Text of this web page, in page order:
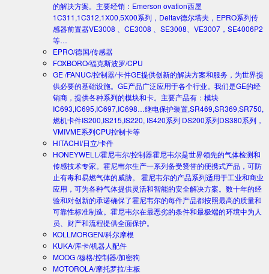
的解决方案。主要经销：Emerson ovation西屋
1C311,1C312,1X00,5X00系列，Deltav德尔塔夫，EPRO系列传
感器前置器VE3008 、CE3008 、SE3008、VE3007，SE4006P2
等…
EPRO/德国/传感器
FOXBORO/福克斯波罗/CPU
GE /FANUC/控制器/卡件GE提供创新的解决方案和服务，为世界提
供必要的基础设施。GE产品广泛应用于各个行业。我们是GE的经
销商，提供各种系列的模块和卡。主要产品有：模块
IC693,IC695,IC697,IC698…继电保护装置,SR469,SR369,SR750,
燃机卡件IS200,IS215,IS220, IS420系列 DS200系列DS380系列，
VMIVME系列CPU控制卡等
HITACHI/日立/卡件
HONEYWELL/霍尼韦尔/控制器霍尼韦尔是世界领先的气体检测和
传感技术专家。霍尼韦尔生产一系列备受赞誉的便携式产品，可防
止有毒和易燃气体的威胁。 霍尼韦尔的产品系列适用于工业和商业
应用，可为各种气体提供灵活和智能的安全解决方案。数十年的经
验和对创新的承诺确保了霍尼韦尔的每件产品都按照最高的质量和
可靠性标准制造。霍尼韦尔在最恶劣的条件和最极端的环境中为人
员、财产和流程提供全面保护。
KOLLMORGEN/科尔摩根
KUKA/库卡/机器人配件
MOOG /穆格/控制器/加密狗
MOTOROLA/摩托罗拉/主板